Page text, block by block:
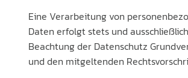
Eine Verarbeitung von
Daten erfolgt stets und
Beachtung der Datenschutz
und den mitgeltenden